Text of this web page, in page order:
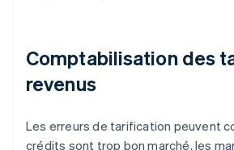
Comptabilisation des
revenus
Les erreurs de tarification peuvent
crédits sont trop bon marché, les